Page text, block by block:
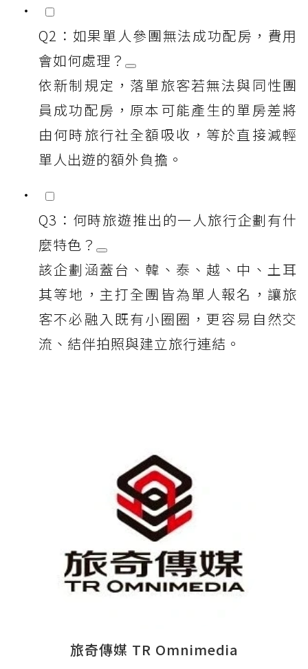
Q2：如果單人參團無法成功配房，費用
會如何處理？
依新制規定，落單旅客若無法與同性團
員成功配房，原本可能產生的單房差將
由何時旅行社全額吸收，等於直接減輕
單人出遊的額外負擔。
Q3：何時旅遊推出的一人旅行企劃有什
麼特色？
該企劃涵蓋台、韓、泰、越、中、土耳
其等地，主打全團皆為單人報名，讓旅
客不必融入既有小圈圈，更容易自然交
流、結伴拍照與建立旅行連結。
旅奇傳媒 TR Omnimedia